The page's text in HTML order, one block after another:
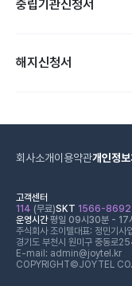
중립기관신청서
해지신청서
회사소개이용약관개인정
고객센터
114 (무료)SKT 1566-8692
운영시간평일 09시30분 - 17
주식회사 조이텔대표: 정민기 사
경기도 부천시 원미구 중동로
E-mail: admin@joytel.kr
COPYRIGHT©JOYTEL